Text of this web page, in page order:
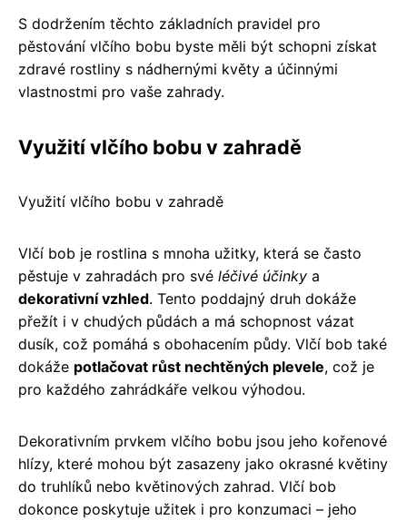
S dodržením těchto základních pravidel pro
pěstování vlčího bobu byste měli být schopni získat
zdravé rostliny s nádhernými květy a účinnými
vlastnostmi pro vaše zahrady.
Využití vlčího bobu v zahradě
Využití vlčího bobu v zahradě
Vlčí bob je rostlina s mnoha užitky, která se často
pěstuje v zahradách pro své léčivé účinky a
dekorativní vzhled. Tento poddajný druh dokáže
přežít i v chudých půdách a má schopnost vázat
dusík, což pomáhá s obohacením půdy. Vlčí bob také
dokáže potlačovat růst nechtěných plevele, což je
pro každého zahrádkáře velkou výhodou.
Dekorativním prvkem vlčího bobu jsou jeho kořenové
hlízy, které mohou být zasazeny jako okrasné květiny
do truhlíků nebo květinových zahrad. Vlčí bob
dokonce poskytuje užitek i pro konzumaci – jeho